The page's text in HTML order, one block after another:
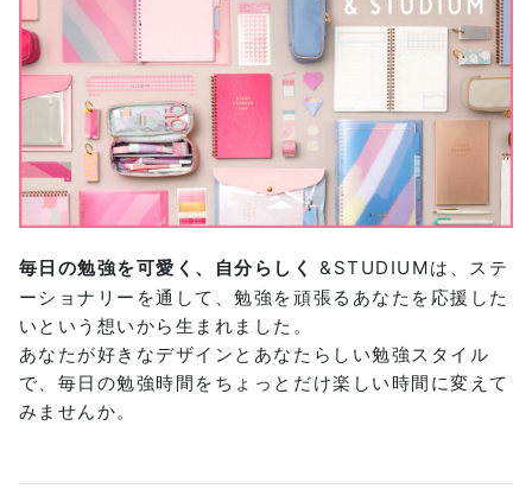
毎日の勉強を可愛く、自分らしく &STUDIUMは、ステ
ーショナリーを通して、勉強を頑張るあなたを応援した
いという想いから生まれました。
あなたが好きなデザインとあなたらしい勉強スタイル
で、毎日の勉強時間をちょっとだけ楽しい時間に変えて
みませんか。